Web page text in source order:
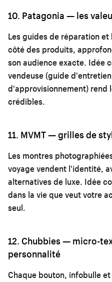
10. Patagonia — les
Les guides de réparation
côté des produits,
son audience exacte. Idée
vendeuse (guide
d'approvisionnement) rend
crédibles.
11. MVMT — grilles de
Les montres
voyage vendent l'identité,
alternatives de luxe. Idée
dans la vie que veut votre
seul.
12. Chubbies — micro-
personnalité
Chaque bouton, infobulle